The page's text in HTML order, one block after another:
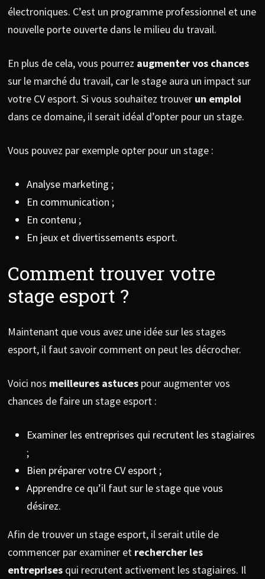
électroniques. C’est un programme professionnel et une
nouvelle porte ouverte dans le milieu du travail.
En plus de cela, vous pourrez augmenter vos chances
sur le marché du travail, car le stage aura un impact sur
votre CV esport. Si vous souhaitez trouver un emploi
dans ce domaine, il serait idéal d’opter pour un stage.
Vous pouvez par exemple opter pour un stage :
Analyse marketing ;
En communication ;
En contenu ;
En jeux et divertissements esport.
Comment trouver votre
stage esport ?
Maintenant que vous avez une idée sur les stages
esport, il faut savoir comment on peut les décrocher.
Voici nos meilleures astuces pour augmenter vos
chances de faire un stage esport :
Examiner les entreprises qui recrutent les stagiaires
;
Bien préparer votre CV esport ;
Apprendre ce qu’il faut sur le stage que vous
désirez.
Afin de trouver un stage esport, il serait utile de
commencer par examiner et rechercher les
entreprises qui recrutent activement les stagiaires. Il